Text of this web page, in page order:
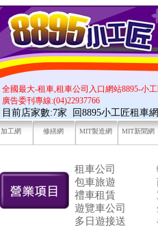
全國最大-租車,租車公司入口網站8895-小
廣告委刊專線:(04)22937766
目前店家數:7家 回8895小工匠租車
加工網 修繕網 MIT製造網 MIT新聞網
租車公司
包車旅遊
禮車租賃
遊覽車公司
多日遊接送